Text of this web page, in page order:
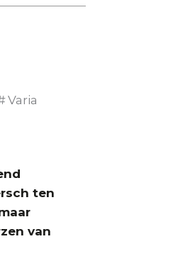
Varia
ten
van